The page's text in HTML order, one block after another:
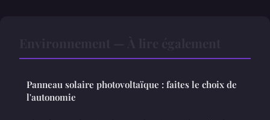
Panneau solaire photovoltaïque : faites le choix de
l'autonomie